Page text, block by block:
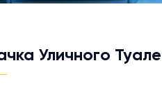
Уличного